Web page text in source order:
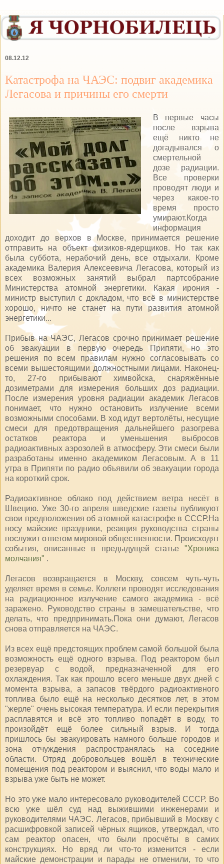
08.12.12
Катастрофа на ЧАЭС: подвиг академика
Легасова и причины его смерти
В первые часы
после взрыва
ещё никто не
догадывался о
смертельной
дозе радиации.
Все проверки
проводят люди и
через какое-то
время просто
умирают.Когда
информация
доходит до верхов в Москве, принимается решение
отправить на объект физиков-ядерщиков. Но так как
была суббота, нерабочий день, все отдыхали. Кроме
академика Валерия Алексеевича Легасова, который из
всех возможных занятий выбрал партсобрание
Министерства атомной энергетики. Какая ирония -
министр выступил с докладом, что всё в министерстве
хорошо, ничто не станет на пути развития атомной
энергетики...
Прибыв на ЧАЭС, Легасов срочно принимает решение
об эвакуации в первую очередь Припяти, но это
решения по всем правилам нужно согласовывать со
всеми вышестоящими должностными лицами. Наконец-
то, 27-го прибывают химвойска, снаряжённые
дозиметрами для измерения больших доз радиации.
После измерения уровня радиации академик Легасов
понимает, что нужно остановить излучение всеми
возможными способами. В ход идут вертолёты, несущие
смеси для предотвращения дальнейшего разогрева
остатков реактора и уменьшения выбросов
радиоактивных аэрозолей в атмосферу. Эти смеси были
разработаны именно академиком Легасовым. А в 11
утра в Припяти по радио объявили об эвакуации города
на короткий срок.
Радиоактивное облако под действием ветра несёт в
Швецию. Уже 30-го апреля шведские газеты публикуют
свои предположения об атомной катастрофе в СССР.На
носу майские праздники, реакция руководства страны
послужит ответом мировой общественности. Происходят
события, описанные в предыдущей статье "Хроника
молчания" .
Легасов возвращается в Москву, совсем чуть-чуть
уделяет время в семье. Коллеги проводят исследования
на радиационное излучение самого академика - всё
заражено. Руководство страны в замешательстве, что
делать, что предпринимать.Пока они думают, Легасов
снова отправляется на ЧАЭС.
Из всех ещё предстоящих проблем самой большой была
возможность ещё одного взрыва. Под реактором был
резервуар с водой, предназначенной для его
охлаждения. Так как прошло всего меньше двух дней с
момента взрыва, а запасов твёрдого радиоактивного
топлива было ещё на несколько десятков лет, в этом
"жерле" очень высокая температура. И если перекрытия
расплавятся и всё это топливо попадёт в воду, то
произойдёт ещё более сильный взрыв. И тогда
пришлось бы эвакуировать намного больше городов и
зона отчуждения распространялась на соседние
области. Отряд добровольцев вошёл в технические
помещения под реактором и выяснил, что воды мало и
взрыва уже быть не может.
Но это уже мало интересовало руководителей СССР. Во
всю уже шёл суд над выжившими инженерами и
руководителями ЧАЭС. Легасов, прибывший в Москву с
расшифровкой записей чёрных ящиков, утверждал, что
сам реактор опасен, что были просчёты в самих
конструкциях. Но вряд ли что-то изменится - если
майские демонстрации и парады не отменили, то что